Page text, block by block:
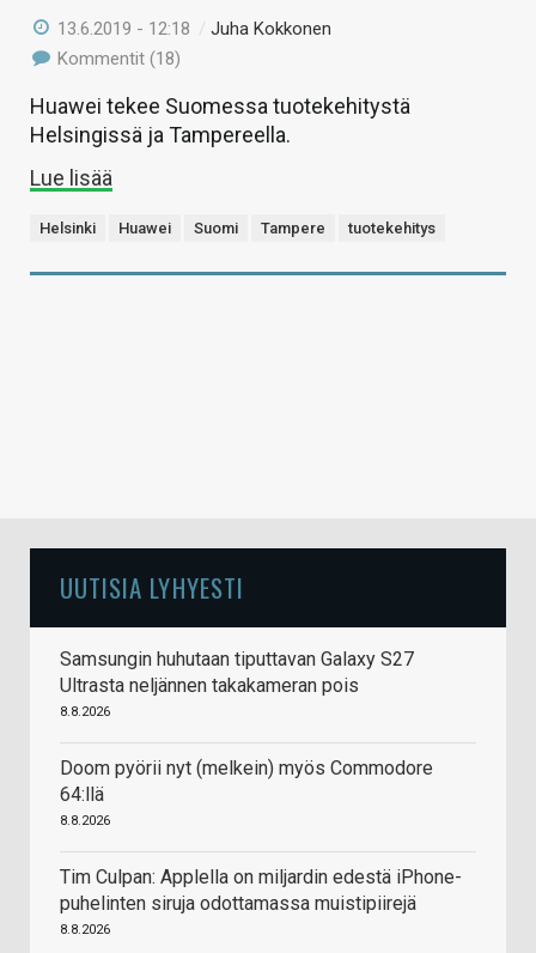
13.6.2019 - 12:18 /Juha Kokkonen
Kommentit (18)
Huawei tekee Suomessa tuotekehitystä
Helsingissä ja Tampereella.
Lue lisää
Helsinki Huawei Suomi Tampere tuotekehitys
UUTISIA LYHYESTI
Samsungin huhutaan tiputtavan Galaxy S27
Ultrasta neljännen takakameran pois
8.8.2026
Doom pyörii nyt (melkein) myös Commodore
64:llä
8.8.2026
Tim Culpan: Applella on miljardin edestä iPhone-
puhelinten siruja odottamassa muistipiirejä
8.8.2026